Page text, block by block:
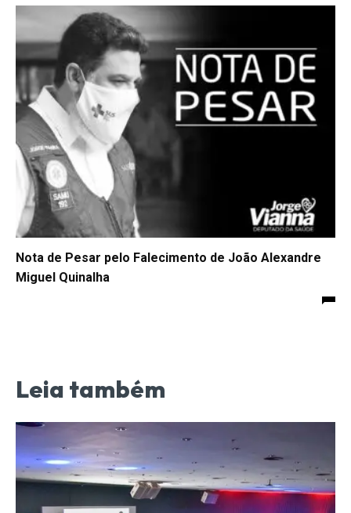
Nota de Pesar pelo Falecimento de João Alexandre
Miguel Quinalha
Leia também